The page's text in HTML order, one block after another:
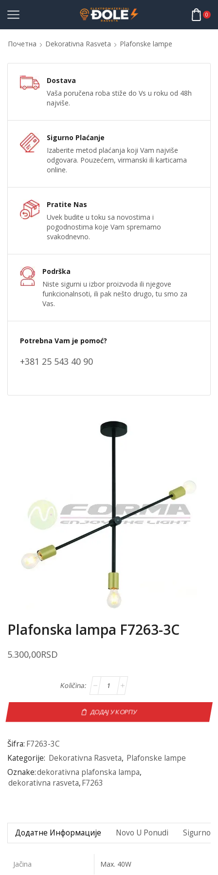
0
Почетна Dekorativna Rasveta Plafonske lampe
Dostava
Vaša poručena roba stiže do Vs u roku od 48h
najviše.
Sigurno Plaćanje
Izaberite metod plaćanja koji Vam najviše
odgovara. Pouzećem, virmanski ili karticama
online.
Pratite Nas
Uvek budite u toku sa novostima i
pogodnostima koje Vam spremamo
svakodnevno.
Podrška
Niste sigurni u izbor proizvoda ili njegove
funkcionalnsoti, ili pak nešto drugo, tu smo za
Vas.
Potrebna Vam je pomoć?
+381 25 543 40 90
Plafonska lampa F7263-3C
5.300,00RSD
ДОДАЈ У КОРПУ
Šifra: F7263-3C
Kategorije: Dekorativna Rasveta, Plafonske lampe
Oznake:dekorativna plafonska lampa,
dekorativna rasveta,F7263
Додатне Информације Novo U Ponudi Sigurno
Jačina Max. 40W